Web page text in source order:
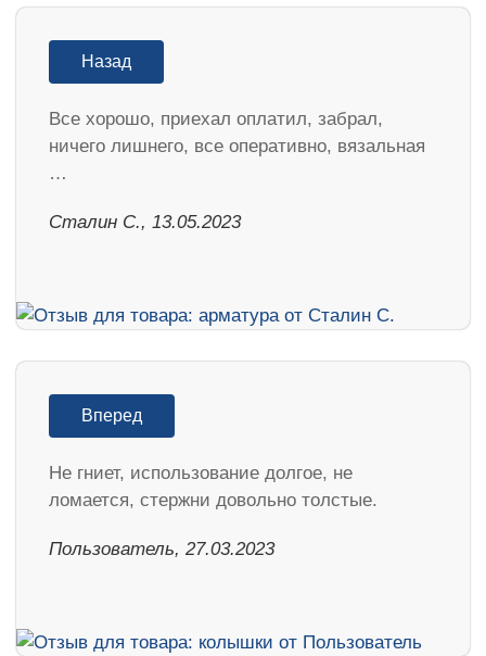
Назад
Все хорошо, приехал оплатил, забрал,
ничего лишнего, все оперативно, вязальная
…
Сталин С., 13.05.2023
Вперед
Не гниет, использование долгое, не
ломается, стержни довольно толстые.
Пользователь, 27.03.2023